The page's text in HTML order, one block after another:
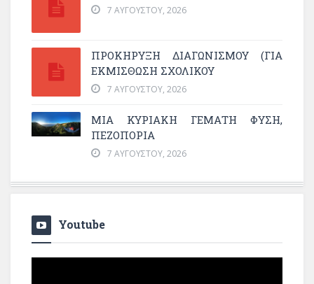
7 ΑΥΓΟΎΣΤΟΥ, 2026
ΠΡΟΚΗΡΥΞΗ ΔΙΑΓΩΝΙΣΜΟΥ (ΓΙΑ
ΕΚΜΊΣΘΩΣΗ ΣΧΟΛΙΚΟΎ
7 ΑΥΓΟΎΣΤΟΥ, 2026
ΜΙΑ ΚΥΡΙΑΚΉ ΓΕΜΆΤΗ ΦΎΣΗ,
ΠΕΖΟΠΟΡΊΑ
7 ΑΥΓΟΎΣΤΟΥ, 2026
Youtube